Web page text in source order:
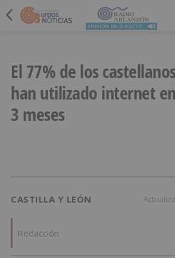
El 77% de los
han utilizado internet
3 meses
CASTILLA Y LEÓN
Redacción